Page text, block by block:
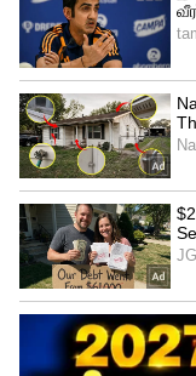
ஈர்க்குது.
கடத்தியா
அதனாலதான்
விழுது.
பனை,
மின்
மரங்களோட
கடத்தும்
இடியை
என்னன்னா,